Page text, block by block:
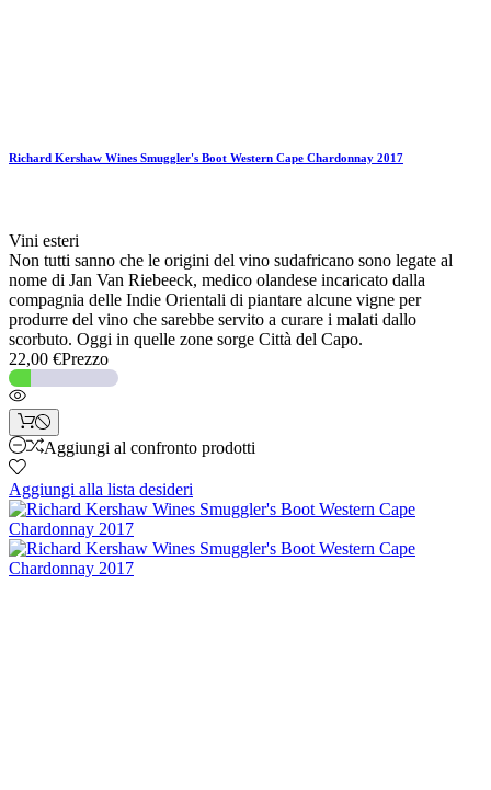
Richard Kershaw Wines Smuggler's Boot Western Cape Chardonnay 2017
Vini esteri
Non tutti sanno che le origini del vino sudafricano sono legate al
nome di Jan Van Riebeeck, medico olandese incaricato dalla
compagnia delle Indie Orientali di piantare alcune vigne per
produrre del vino che sarebbe servito a curare i malati dallo
scorbuto. Oggi in quelle zone sorge Città del Capo.
22,00 €Prezzo
Aggiungi al confronto prodotti
Aggiungi alla lista desideri